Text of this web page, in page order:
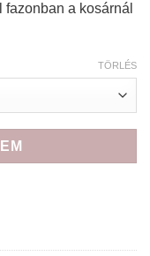
a kosárnál
TÖRLÉS